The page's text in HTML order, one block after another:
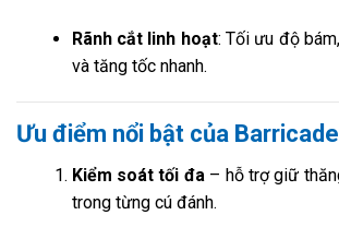
Rãnh cắt linh hoạt: Tối ưu độ
và tăng tốc nhanh.
Ưu điểm nổi bật của
Kiểm soát tối đa– hỗ trợ giữ
trong từng cú đánh.